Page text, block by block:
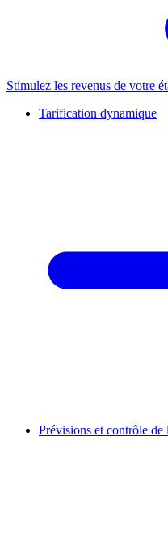
Stimulez les revenus de votre
Tarification dynamique
Prévisions et contrôle de